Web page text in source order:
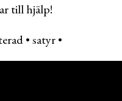
till hjälp!
•satyr•